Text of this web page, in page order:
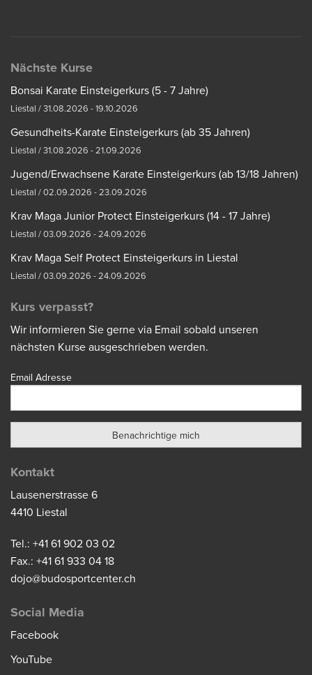
Nächste Kurse
Bonsai Karate Einsteigerkurs (5 - 7 Jahre)
Liestal / 31.08.2026 - 19.10.2026
Gesundheits-Karate Einsteigerkurs (ab 35 Jahren)
Liestal / 31.08.2026 - 21.09.2026
Jugend/Erwachsene Karate Einsteigerkurs (ab 13/18 Jahren)
Liestal / 02.09.2026 - 23.09.2026
Krav Maga Junior Protect Einsteigerkurs (14 - 17 Jahre)
Liestal / 03.09.2026 - 24.09.2026
Krav Maga Self Protect Einsteigerkurs in Liestal
Liestal / 03.09.2026 - 24.09.2026
Kurs verpasst?
Wir informieren Sie gerne via Email sobald unseren
nächsten Kurse ausgeschrieben werden.
Email Adresse
Kontakt
Lausenerstrasse 6
4410 Liestal
Tel.: +41 61 902 03 02
Fax.: +41 61 933 04 18
dojo@budosportcenter.ch
Social Media
Facebook
YouTube